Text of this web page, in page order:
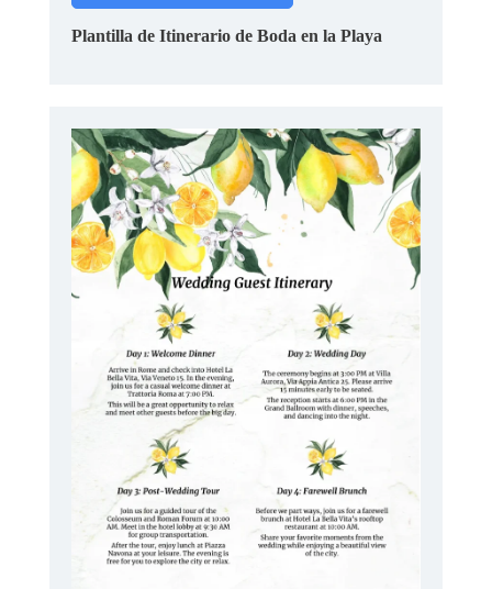
Plantilla de Itinerario de Boda en la Playa